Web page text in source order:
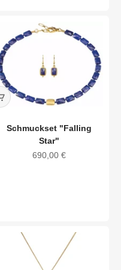
Schmuckset "Falling
Star"
Angebot
690,00 €